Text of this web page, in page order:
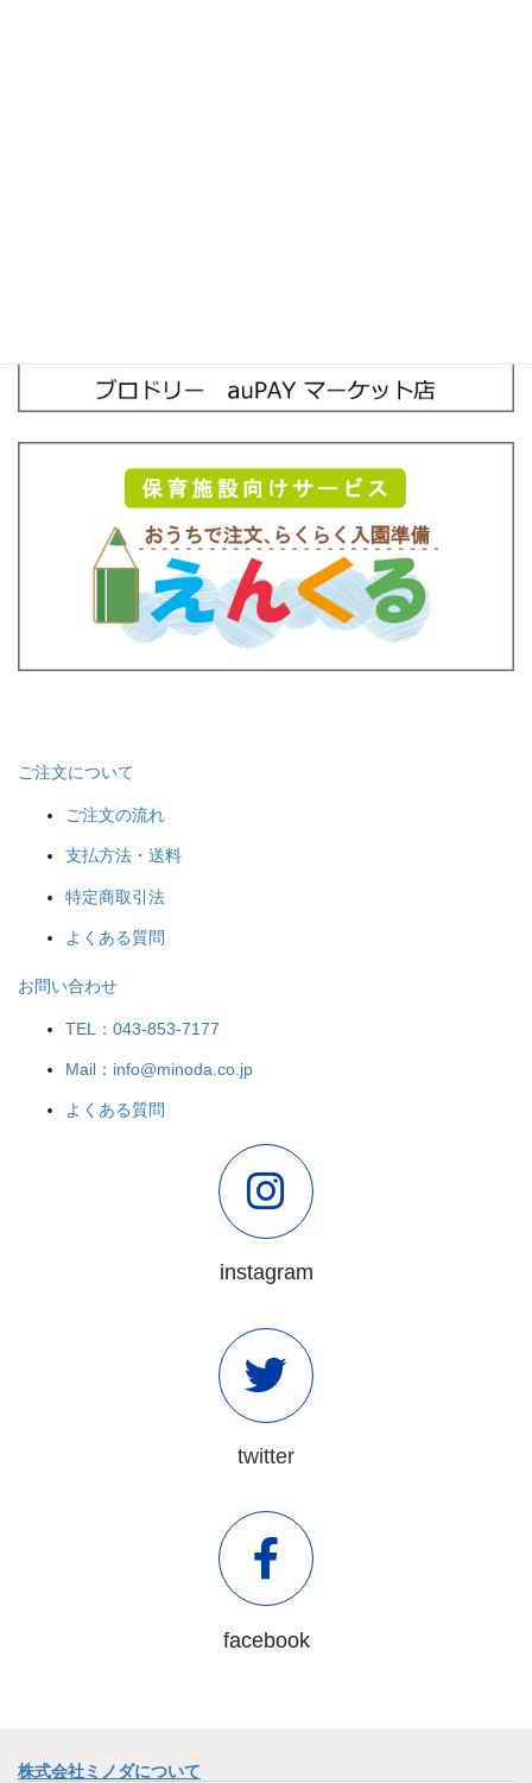
ご注文について
ご注文の流れ
支払方法・送料
特定商取引法
よくある質問
お問い合わせ
TEL：043-853-7177
Mail：info@minoda.co.jp
よくある質問
instagram
twitter
facebook
株式会社ミノダについて